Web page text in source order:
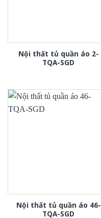
Nội thất tủ quần áo 2-
TQA-SGD
Nội thất tủ quần áo 46-
TQA-SGD